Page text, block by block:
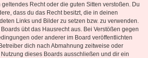
Recht oder die guten Sitten verstoßen. Du
dass du das Recht besitzt, die in deinen
Links und Bilder zu setzen bzw. zu verwenden.
übt das Hausrecht aus. Bei Verstößen gegen
oder anderer im Board veröffentlichten
dich nach Abmahnung zeitweise oder
dieses Boards ausschließen und dir ein